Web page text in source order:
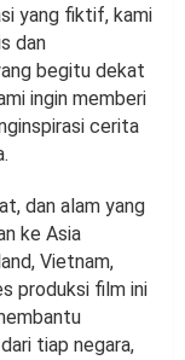
yang fiktif, kami
dan
begitu dekat
ingin memberi
cerita
dan alam yang
ke Asia
Vietnam,
produksi film ini
tiap negara,